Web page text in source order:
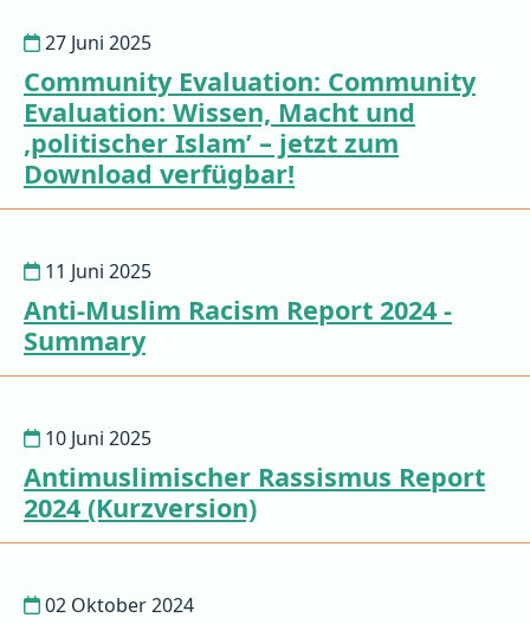
27 Juni 2025
Community Evaluation: Community
Evaluation: Wissen, Macht und
‚politischer Islam’ – jetzt zum
Download verfügbar!
11 Juni 2025
Anti-Muslim Racism Report 2024 -
Summary
10 Juni 2025
Antimuslimischer Rassismus Report
2024 (Kurzversion)
02 Oktober 2024